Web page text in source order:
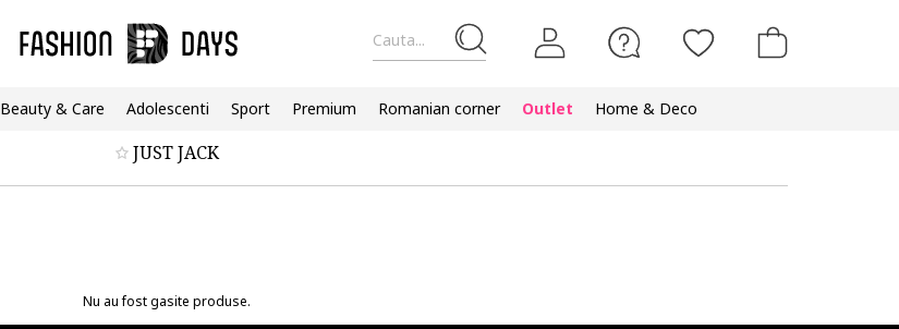
Cauta...
Beauty & Care Adolescenti Sport Premium Romanian corner Outlet Home & Deco
JUST JACK
Nu au fost gasite produse.